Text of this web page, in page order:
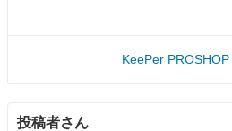
KeePer
投稿者さん